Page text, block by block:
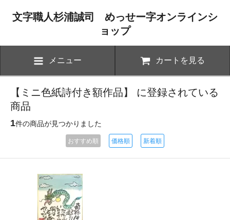
文字職人杉浦誠司 めっせー字オンラインシ
ョップ
メニュー カートを見る
【ミニ色紙詩付き額作品】 に登録されている
商品
1件の商品が見つかりました
おすすめ順 価格順 新着順